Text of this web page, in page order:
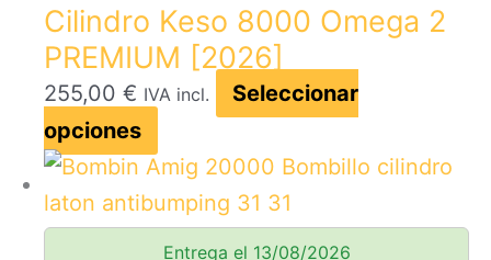
se
pueden
elegir
la
página
de
Cilindro Keso 8000 Omega 2
PREMIUM [2026]
255,00 € IVA incl.
Seleccionar
opciones
producto
tiene
Entrega el 13/08/2026